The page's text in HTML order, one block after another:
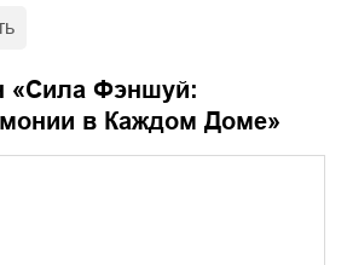
«Сила Фэншуй:
в Каждом Доме»